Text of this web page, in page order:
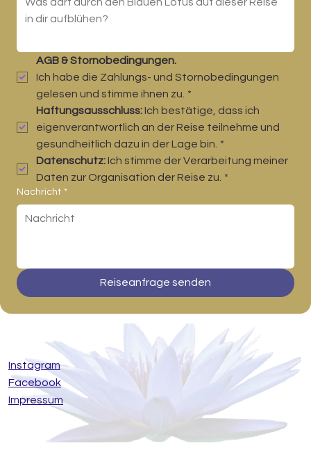
Ich habe die Zahlungs- und Stornobedingungen
gelesen und stimme ihnen zu. *
Haftungsausschluss: Ich bestätige, dass ich
eigenverantwortlich an der Reise teilnehme und
gesundheitlich dazu in der Lage bin. *
Datenschutz: Ich stimme der Verarbeitung meiner
Daten zur Organisation der Reise zu. *
Nachricht *
Reiseanfrage senden
Instagram
Facebook
Impressum